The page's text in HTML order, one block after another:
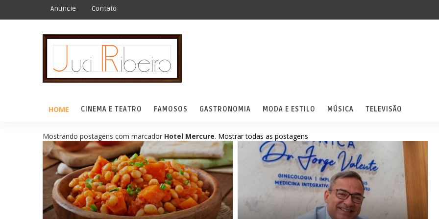
Anuncie Contato
HOME CINEMA E TEATRO FAMOSOS GASTRONOMIA MODA E ESTILO MÚSICA TELEVISÃO
Mostrando postagens com marcador Hotel Mercure. Mostrar todas as postagens